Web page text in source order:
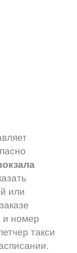
или
и номер
такси